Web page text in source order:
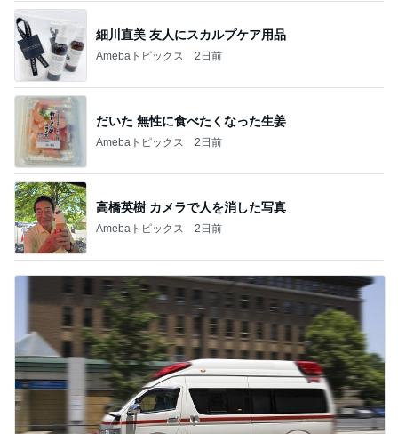
細川直美 友人にスカルプケア用品
Amebaトピックス 2日前
だいた 無性に食べたくなった生姜
Amebaトピックス 2日前
高橋英樹 カメラで人を消した写真
Amebaトピックス 2日前